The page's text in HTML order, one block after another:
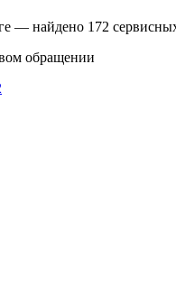
— найдено 172
обращении